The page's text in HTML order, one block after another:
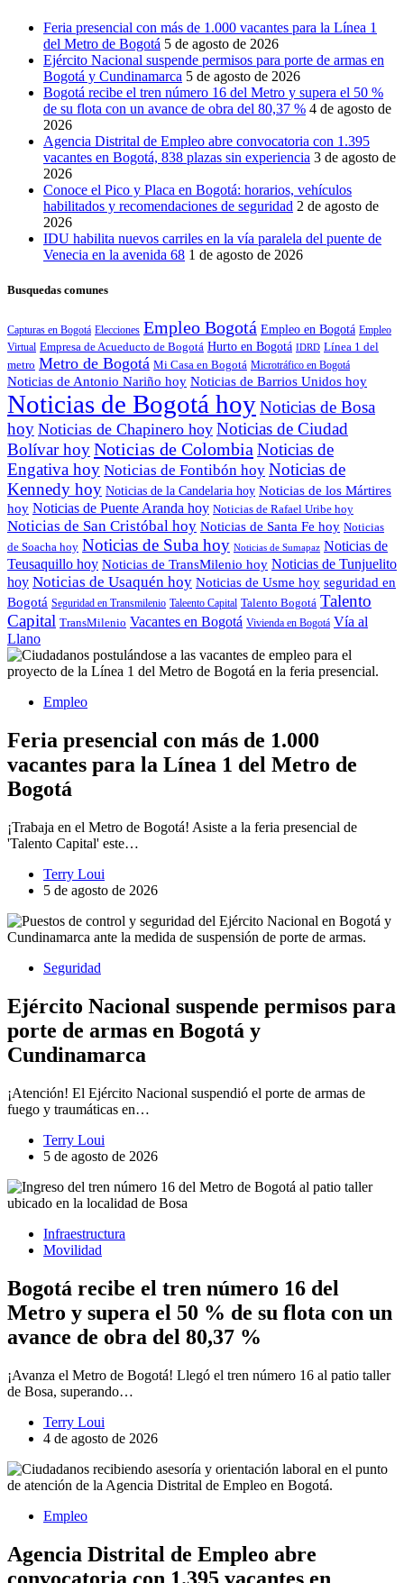
Feria presencial con más de 1.000 vacantes para la Línea 1
del Metro de Bogotá 5 de agosto de 2026
Ejército Nacional suspende permisos para porte de armas en
Bogotá y Cundinamarca 5 de agosto de 2026
Bogotá recibe el tren número 16 del Metro y supera el 50 %
de su flota con un avance de obra del 80,37 % 4 de agosto de
2026
Agencia Distrital de Empleo abre convocatoria con 1.395
vacantes en Bogotá, 838 plazas sin experiencia 3 de agosto de
2026
Conoce el Pico y Placa en Bogotá: horarios, vehículos
habilitados y recomendaciones de seguridad 2 de agosto de
2026
IDU habilita nuevos carriles en la vía paralela del puente de
Venecia en la avenida 68 1 de agosto de 2026
Busquedas comunes
Capturas en Bogotá Elecciones Empleo Bogotá Empleo en Bogotá Empleo
Virtual Empresa de Acueducto de Bogotá Hurto en Bogotá IDRD Línea 1 del
metro Metro de Bogotá Mi Casa en Bogotá Microtráfico en Bogotá
Noticias de Antonio Nariño hoy Noticias de Barrios Unidos hoy
Noticias de Bogotá hoyNoticias de Bosa
hoy Noticias de Chapinero hoy Noticias de Ciudad
Bolívar hoyNoticias de Colombia Noticias de
Engativa hoy Noticias de Fontibón hoy Noticias de
Kennedy hoy Noticias de la Candelaria hoy Noticias de los Mártires
hoy Noticias de Puente Aranda hoy Noticias de Rafael Uribe hoy
Noticias de San Cristóbal hoy Noticias de Santa Fe hoy Noticias
de Soacha hoy Noticias de Suba hoy Noticias de Sumapaz Noticias de
Teusaquillo hoy Noticias de TransMilenio hoy Noticias de Tunjuelito
hoy Noticias de Usaquén hoy Noticias de Usme hoy seguridad en
Bogotá Seguridad en Transmilenio Taleento Capital Talento Bogotá Talento
Capital TransMilenio Vacantes en Bogotá Vivienda en Bogotá Vía al
Llano
Empleo
Feria presencial con más de 1.000
vacantes para la Línea 1 del Metro de
Bogotá
¡Trabaja en el Metro de Bogotá! Asiste a la feria presencial de
'Talento Capital' este…
Terry Loui
5 de agosto de 2026
Seguridad
Ejército Nacional suspende permisos para
porte de armas en Bogotá y
Cundinamarca
¡Atención! El Ejército Nacional suspendió el porte de armas de
fuego y traumáticas en…
Terry Loui
5 de agosto de 2026
Infraestructura
Movilidad
Bogotá recibe el tren número 16 del
Metro y supera el 50 % de su flota con un
avance de obra del 80,37 %
¡Avanza el Metro de Bogotá! Llegó el tren número 16 al patio taller
de Bosa, superando…
Terry Loui
4 de agosto de 2026
Empleo
Agencia Distrital de Empleo abre
convocatoria con 1.395 vacantes en